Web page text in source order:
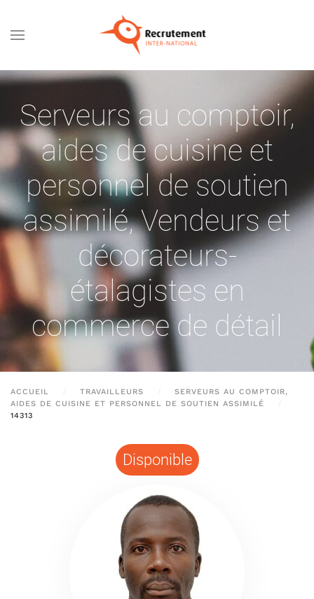
Passer au contenu principal
Serveurs au comptoir,
aides de cuisine et
personnel de soutien
assimilé,Vendeurs et
décorateurs-
étalagistes en
commerce de détail
ACCUEIL TRAVAILLEURS
SERVEURS AU COMPTOIR,
AIDES DE CUISINE ET PERSONNEL DE SOUTIEN ASSIMILÉ
14313
Disponible